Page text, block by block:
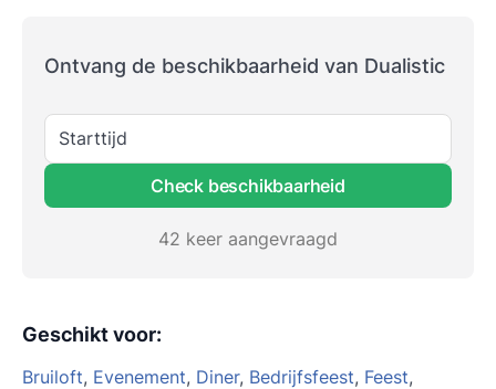
Ontvang de beschikbaarheid van Dualistic
Starttijd
Check beschikbaarheid
42 keer aangevraagd
Geschikt voor:
Bruiloft, Evenement, Diner, Bedrijfsfeest, Feest,